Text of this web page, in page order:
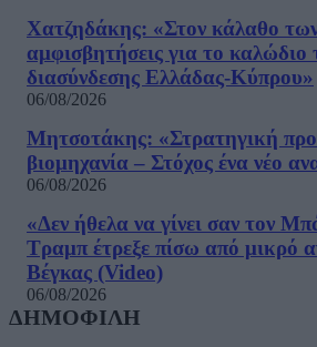
Χατζηδάκης: «Στον κάλαθο
αμφισβητήσεις για το καλώδιο
διασύνδεσης Ελλάδας-Κύπρου»
06/08/2026
Μητσοτάκης: «Στρατηγική
βιομηχανία – Στόχος ένα νέο
06/08/2026
«Δεν ήθελα να γίνει σαν τον
Τραμπ έτρεξε πίσω από μικρό
Βέγκας (Video)
06/08/2026
ΔΗΜΟΦΙΛΗ